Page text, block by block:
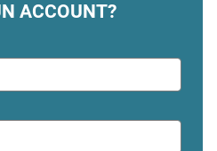
ACCOUNT?